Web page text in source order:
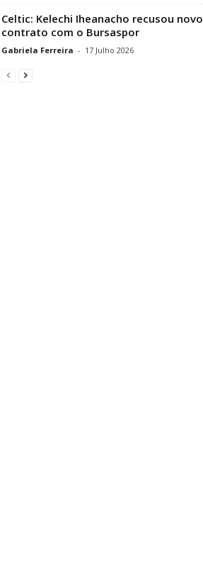
Celtic: Kelechi Iheanacho recusou novo
contrato com o Bursaspor
Gabriela Ferreira - 17 Julho 2026